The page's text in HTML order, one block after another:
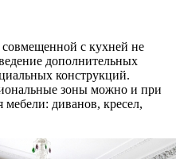
с кухней не
дополнительных
конструкций.
зоны можно и при
диванов, кресел,